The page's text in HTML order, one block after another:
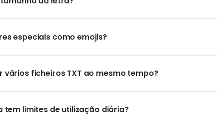
especiais como emojis?
corretamente.
vários ficheiros TXT ao mesmo tempo?
tem limites de utilização diária?